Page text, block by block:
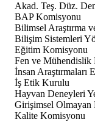
Akad. Teş. Düz.
BAP Komisyonu
Bilimsel Araştırma
Bilişim Sistemleri
Eğitim Komisyonu
Fen ve Mühendislik
İnsan Araştırmaları
İş Etik Kurulu
Hayvan Deneyleri
Girişimsel
Kalite Komisyonu